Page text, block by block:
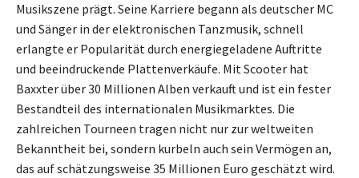
Musikszene prägt. Seine Karriere begann als deutscher MC
und Sänger in der elektronischen Tanzmusik, schnell
erlangte er Popularität durch energiegeladene Auftritte
und beeindruckende Plattenverkäufe. Mit Scooter hat
Baxxter über 30 Millionen Alben verkauft und ist ein fester
Bestandteil des internationalen Musikmarktes. Die
zahlreichen Tourneen tragen nicht nur zur weltweiten
Bekanntheit bei, sondern kurbeln auch sein Vermögen an,
das auf schätzungsweise 35 Millionen Euro geschätzt wird.